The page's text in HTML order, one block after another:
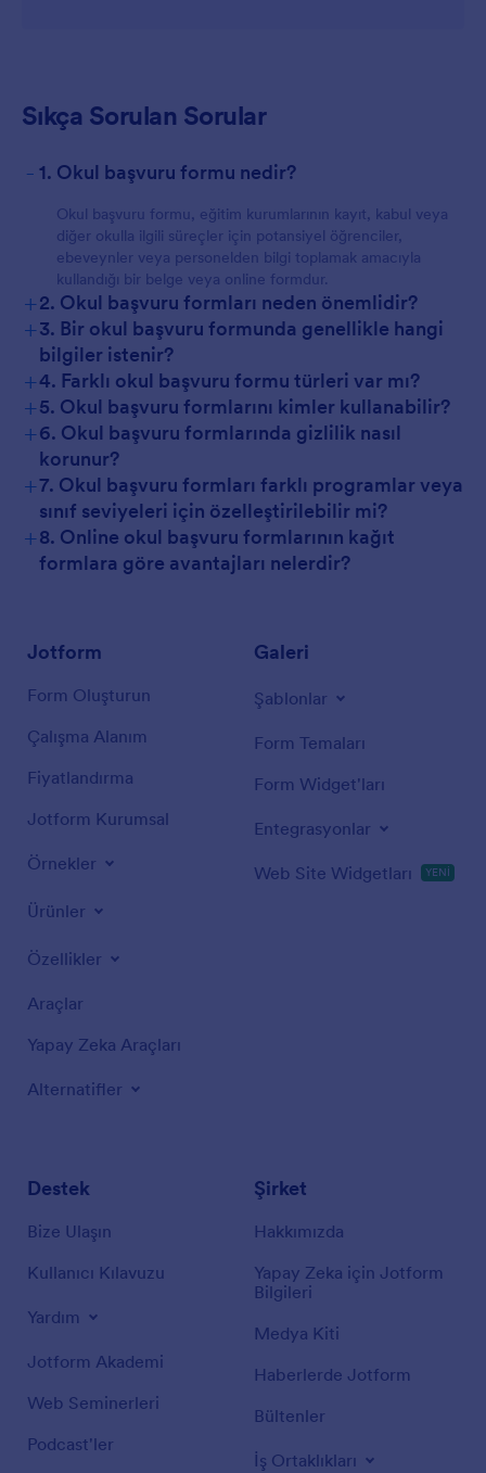
Sıkça Sorulan Sorular
- 1. Okul başvuru formu nedir?
Okul başvuru formu, eğitim kurumlarının kayıt, kabul veya
diğer okulla ilgili süreçler için potansiyel öğrenciler,
ebeveynler veya personelden bilgi toplamak amacıyla
kullandığı bir belge veya online formdur.
+2. Okul başvuru formları neden önemlidir?
+3. Bir okul başvuru formunda genellikle hangi
bilgiler istenir?
+4. Farklı okul başvuru formu türleri var mı?
+5. Okul başvuru formlarını kimler kullanabilir?
+6. Okul başvuru formlarında gizlilik nasıl
korunur?
+7. Okul başvuru formları farklı programlar veya
sınıf seviyeleri için özelleştirilebilir mi?
+8. Online okul başvuru formlarının kağıt
formlara göre avantajları nelerdir?
Jotform
Form Oluşturun
Çalışma Alanım
Fiyatlandırma
Jotform Kurumsal
Örnekler
Ürünler
Özellikler
Araçlar
Yapay Zeka Araçları
Alternatifler
Galeri
Şablonlar
Form Temaları
Form Widget'ları
Entegrasyonlar
Web Site Widgetları YENİ
Destek
Bize Ulaşın
Kullanıcı Kılavuzu
Yardım
Jotform Akademi
Web Seminerleri
Podcast'ler
Şirket
Hakkımızda
Yapay Zeka için Jotform
Bilgileri
Medya Kiti
Haberlerde Jotform
Bültenler
İş Ortaklıkları